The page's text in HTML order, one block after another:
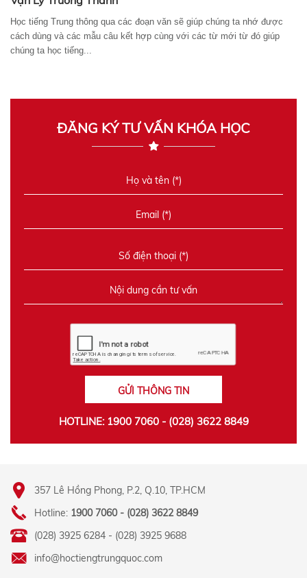
Học tiếng Trung thông qua các đoạn văn sẽ giúp chúng ta nhớ được
cách dùng và các mẫu câu kết hợp cùng với các từ mới từ đó giúp
chúng ta học tiếng...
ĐĂNG KÝ TƯ VẤN KHÓA HỌC
GỬI THÔNG TIN
HOTLINE: 1900 7060 - (028) 3622 8849
357 Lê Hồng Phong, P.2, Q.10, TP.HCM
Hotline: 1900 7060 - (028) 3622 8849
(028) 3925 6284 - (028) 3925 9688
info@hoctiengtrungquoc.com